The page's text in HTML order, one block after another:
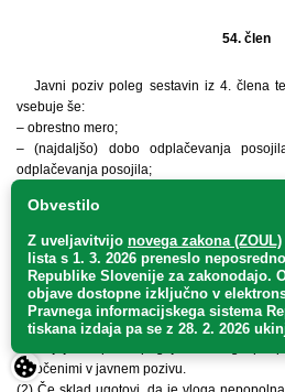
54. člen
Javni poziv poleg sestavin iz 4. člena
vsebuje še:
– obrestno mero;
– (najdaljšo) dobo odplačevanja
odplačevanja posojila;
– vrsto zavarovanja posojila;
– rok, v katerem bo posojilo dodeljeno.
55. člen
(1) Sklad preveri formalno
določenimi v javnem pozivu.
Obvestilo
Z uveljavitvijo novega zakona (ZOUL)
lista s 1. 3. 2026 preneslo neposredno
Republike Slovenije za zakonodajo.
objave dostopne izključno v
Pravnega informacijskega sistema
tiskana izdaja pa se z 28. 2. 2026